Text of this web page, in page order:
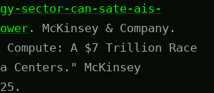
sector-can-sate-ais-
. McKinsey & Company.
Compute: A $7 Trillion Race
Centers." McKinsey